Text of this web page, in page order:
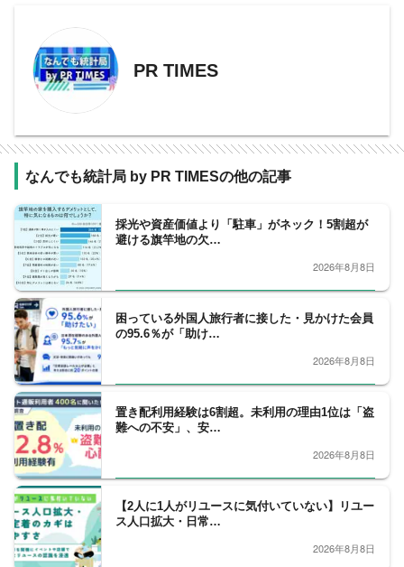
PR TIMES
なんでも統計局 by PR TIMESの他の記事
採光や資産価値より「駐車」がネック！5割超が
避ける旗竿地の欠…
2026年8月8日
困っている外国人旅行者に接した・見かけた会員
の95.6％が「助け…
2026年8月8日
置き配利用経験は6割超。未利用の理由1位は「盗
難への不安」、安…
2026年8月8日
【2人に1人がリユースに気付いていない】リユー
ス人口拡大・日常…
2026年8月8日